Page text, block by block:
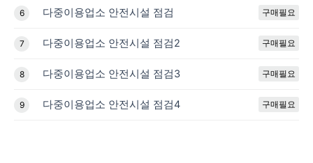
6 다중이용업소 안전시설 점검 구매필요
7 다중이용업소 안전시설 점검2 구매필요
8 다중이용업소 안전시설 점검3 구매필요
9 다중이용업소 안전시설 점검4 구매필요